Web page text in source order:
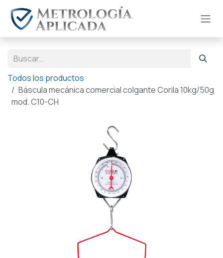
Ir al contenido
Todos los productos
Báscula mecánica comercial colgante Corila 10kg/50g
mod. C10-CH